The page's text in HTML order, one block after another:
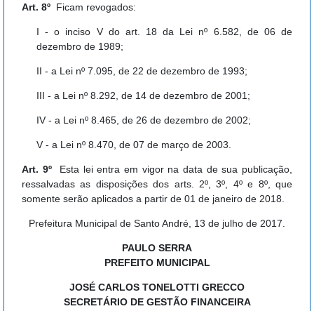
Art. 8º Ficam revogados:
I - o inciso V do art. 18 da Lei nº 6.582, de 06 de
dezembro de 1989;
II - a Lei nº 7.095, de 22 de dezembro de 1993;
III - a Lei nº 8.292, de 14 de dezembro de 2001;
IV - a Lei nº 8.465, de 26 de dezembro de 2002;
V - a Lei nº 8.470, de 07 de março de 2003.
Art. 9º Esta lei entra em vigor na data de sua publicação,
ressalvadas as disposições dos arts. 2º, 3º, 4º e 8º, que
somente serão aplicados a partir de 01 de janeiro de 2018.
Prefeitura Municipal de Santo André, 13 de julho de 2017.
PAULO SERRA
PREFEITO MUNICIPAL
JOSÉ CARLOS TONELOTTI GRECCO
SECRETÁRIO DE GESTÃO FINANCEIRA